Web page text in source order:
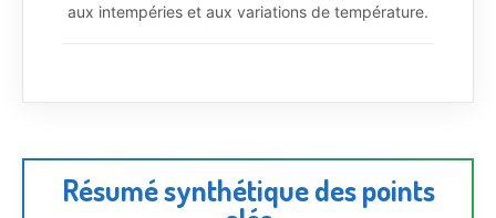
aux intempéries et aux variations de température.
Résumé synthétique des points